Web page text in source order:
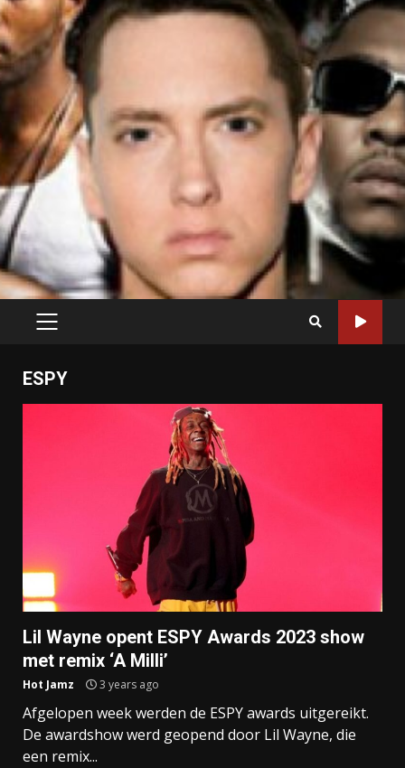
PRIMARY
ESPY
Lil Wayne opent ESPY Awards 2023 show
met remix ‘A Milli’
Hot Jamz 3 years ago
Afgelopen week werden de ESPY awards uitgereikt.
De awardshow werd geopend door Lil Wayne, die
een remix...